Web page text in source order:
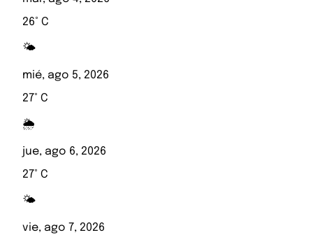
26° C
🌤️
mié, ago 5, 2026
27° C
🌦️
jue, ago 6, 2026
27° C
🌤️
vie, ago 7, 2026